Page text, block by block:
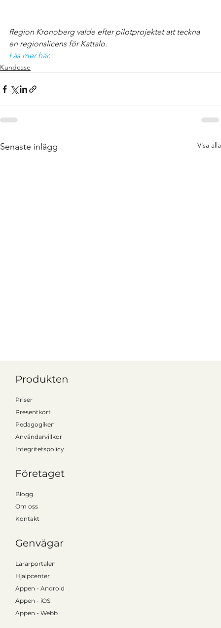
Region Kronoberg valde efter pilotprojektet att teckna
en regionslicens för Kattalo.
Läs mer här.
Kundcase
Senaste inlägg Visa alla
Region Kronoberg satsar stort på Kattalo
Produkten
Priser
Presentkort
Pedagogiken
Användarvillkor
Integritetspolicy
Företaget
Blogg
Om oss
Kontakt
Genvägar
Lärarportalen
Hjälpcenter
Appen - Android
Appen - iOS
Appen - Webb